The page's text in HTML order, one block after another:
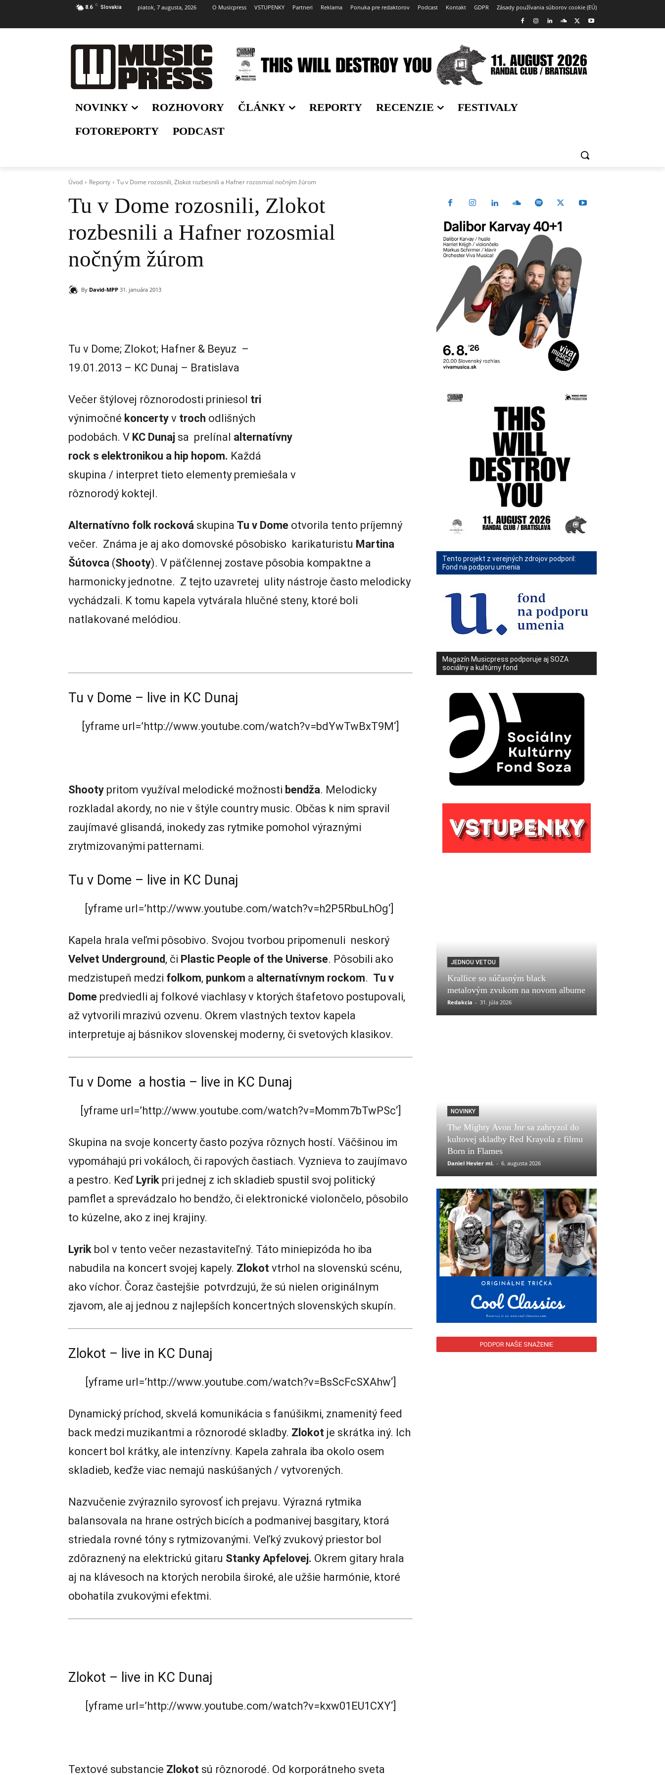
8.6 C Slovakia piatok, 7 augusta, 2026 O Musicpress VSTUPENKY Partneri Reklama Ponuka pre redaktorov Podcast Kontakt GDPR Zásady používania súborov cookie (EÚ)
NOVINKY ROZHOVORY ČLÁNKY REPORTY RECENZIE
FESTIVALY
FOTOREPORTY
PODCAST
Úvod Reporty Tu v Dome rozosnili, Zlokot rozbesnili a Hafner rozosmial nočným žúrom
Tu v Dome rozosnili, Zlokot
rozbesnili a Hafner rozosmial
nočným žúrom
By David-MPP 31. januára 2013
Tu v Dome; Zlokot; Hafner & Beyuz –
19.01.2013 – KC Dunaj – Bratislava
Večer štýlovej rôznorodosti priniesol tri
výnimočné koncerty v troch odlišných
podobách. V KC Dunaj sa prelínal alternatívny
rock s elektronikou a hip hopom. Každá
skupina / interpret tieto elementy premiešala v
rôznorodý koktejl.
Alternatívno folk rocková skupina Tu v Dome otvorila tento príjemný
večer. Známa je aj ako domovské pôsobisko karikaturistu Martina
Šútovca (Shooty). V päťčlennej zostave pôsobia kompaktne a
harmonicky jednotne. Z tejto uzavretej ulity nástroje často melodicky
vychádzali. K tomu kapela vytvárala hlučné steny, ktoré boli
natlakované melódiou.
Tu v Dome – live in KC Dunaj
[yframe url=’http://www.youtube.com/watch?v=bdYwTwBxT9M‘]
Shooty pritom využíval melodické možnosti bendža. Melodicky
rozkladal akordy, no nie v štýle country music. Občas k nim spravil
zaujímavé glisandá, inokedy zas rytmike pomohol výraznými
zrytmizovanými patternami.
Tu v Dome – live in KC Dunaj
[yframe url=’http://www.youtube.com/watch?v=h2P5RbuLhOg‘]
Kapela hrala veľmi pôsobivo. Svojou tvorbou pripomenuli neskorý
Velvet Underground, či Plastic People of the Universe. Pôsobili ako
medzistupeň medzi folkom, punkom a alternatívnym rockom. Tu v
Dome predviedli aj folkové viachlasy v ktorých štafetovo postupovali,
až vytvorili mrazivú ozvenu. Okrem vlastných textov kapela
interpretuje aj básnikov slovenskej moderny, či svetových klasikov.
Tu v Dome a hostia – live in KC Dunaj
[yframe url=’http://www.youtube.com/watch?v=Momm7bTwPSc‘]
Skupina na svoje koncerty často pozýva rôznych hostí. Väčšinou im
vypomáhajú pri vokáloch, či rapových častiach. Vyznieva to zaujímavo
a pestro. Keď Lyrik pri jednej z ich skladieb spustil svoj politický
pamflet a sprevádzalo ho bendžo, či elektronické violončelo, pôsobilo
to kúzelne, ako z inej krajiny.
Lyrik bol v tento večer nezastaviteľný. Táto miniepizóda ho iba
nabudila na koncert svojej kapely. Zlokot vtrhol na slovenskú scénu,
ako víchor. Čoraz častejšie potvrdzujú, že sú nielen originálnym
zjavom, ale aj jednou z najlepších koncertných slovenských skupín.
Zlokot – live in KC Dunaj
[yframe url=’http://www.youtube.com/watch?v=BsScFcSXAhw‘]
Dynamický príchod, skvelá komunikácia s fanúšikmi, znamenitý feed
back medzi muzikantmi a rôznorodé skladby. Zlokot je skrátka iný. Ich
koncert bol krátky, ale intenzívny. Kapela zahrala iba okolo osem
skladieb, keďže viac nemajú naskúšaných / vytvorených.
Nazvučenie zvýraznilo syrovosť ich prejavu. Výrazná rytmika
balansovala na hrane ostrých bicích a podmanivej basgitary, ktorá
striedala rovné tóny s rytmizovanými. Veľký zvukový priestor bol
zdôraznený na elektrickú gitaru Stanky Apfelovej. Okrem gitary hrala
aj na klávesoch na ktorých nerobila široké, ale užšie harmónie, ktoré
obohatila zvukovými efektmi.
Zlokot – live in KC Dunaj
[yframe url=’http://www.youtube.com/watch?v=kxw01EU1CXY‘]
Textové substancie Zlokot sú rôznorodé. Od korporátneho sveta
Tento projekt z verejných zdrojov podporil:
Fond na podporu umenia
Magazín Musicpress podporuje aj SOZA
sociálny a kultúrny fond
JEDNOU VETOU
Krallice so súčasným black
metalovým zvukom na novom albume
Redakcia - 31. júla 2026
NOVINKY
The Mighty Avon Jnr sa zahryzol do
kultovej skladby Red Krayola z filmu
Born in Flames
Daniel Hevier ml. - 6. augusta 2026
PODPOR NAŠE SNAŽENIE